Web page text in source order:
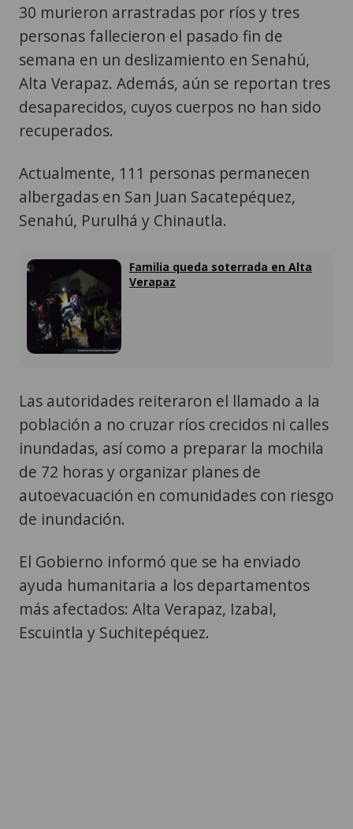
30 murieron arrastradas por ríos y tres
personas fallecieron el pasado fin de
semana en un deslizamiento en Senahú,
Alta Verapaz. Además, aún se reportan tres
desaparecidos, cuyos cuerpos no han sido
recuperados.
Actualmente, 111 personas permanecen
albergadas en San Juan Sacatepéquez,
Senahú, Purulhá y Chinautla.
Familia queda soterrada en Alta
Verapaz
Las autoridades reiteraron el llamado a la
población a no cruzar ríos crecidos ni calles
inundadas, así como a preparar la mochila
de 72 horas y organizar planes de
autoevacuación en comunidades con riesgo
de inundación.
El Gobierno informó que se ha enviado
ayuda humanitaria a los departamentos
más afectados: Alta Verapaz, Izabal,
Escuintla y Suchitepéquez.